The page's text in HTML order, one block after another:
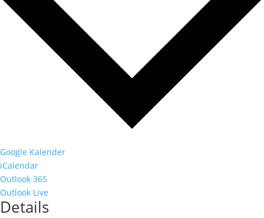
Google Kalender
iCalendar
Outlook 365
Outlook Live
Details